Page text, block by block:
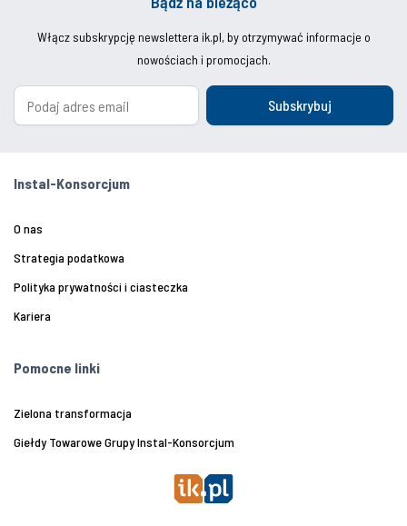
Włącz subskrypcję newslettera ik.pl, by otrzymywać informacje o
nowościach i promocjach.
Subskrybuj
Instal-Konsorcjum
O nas
Strategia podatkowa
Polityka prywatności i ciasteczka
Kariera
Pomocne linki
Zielona transformacja
Giełdy Towarowe Grupy Instal-Konsorcjum